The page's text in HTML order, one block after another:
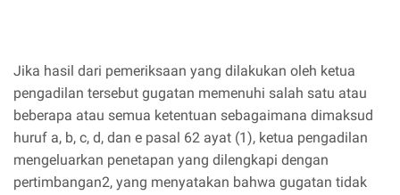
Jika hasil dari pemeriksaan yang dilakukan oleh ketua
pengadilan tersebut gugatan memenuhi salah satu atau
beberapa atau semua ketentuan sebagaimana dimaksud
huruf a, b, c, d, dan e pasal 62 ayat (1), ketua pengadilan
mengeluarkan penetapan yang dilengkapi dengan
pertimbangan2, yang menyatakan bahwa gugatan tidak